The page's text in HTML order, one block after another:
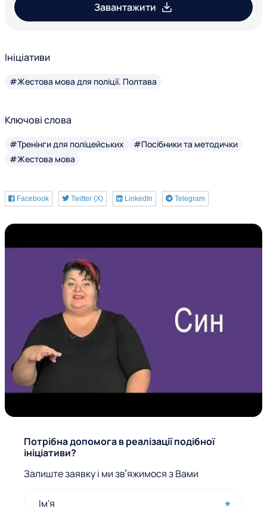
Завантажити
Ініціативи
#Жестова мова для поліції. Полтава
Ключові слова
#Тренінги для поліцейських
#Посібники та методички
#Жестова мова
Facebook Twitter (X) LinkedIn Telegram
Ф
о
р
Потрібна допомога в реалізації подібної
ініціативи?
Залиште заявку і ми звʼяжимося з Вами